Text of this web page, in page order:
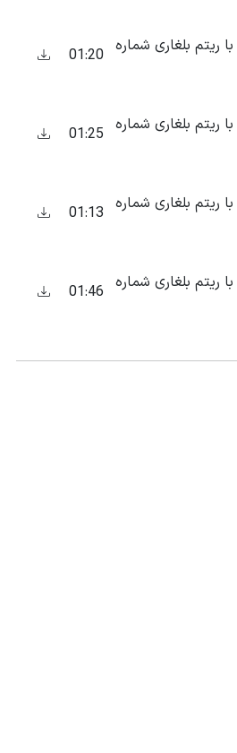
- رقص با ریتم بلغاری شماره 01:20
- رقص با ریتم بلغاری شماره 01:25
- رقص با ریتم بلغاری شماره 01:13
- رقص با ریتم بلغاری شماره 01:46